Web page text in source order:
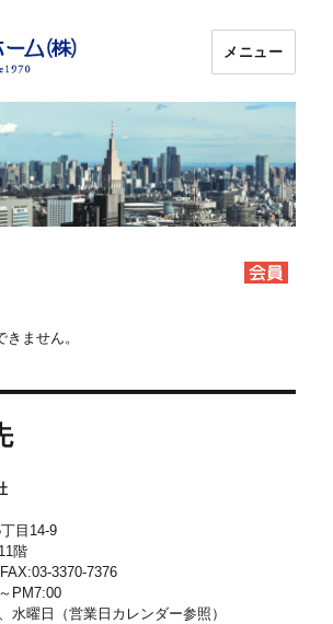
メニュー
ません。
目14-9
階
3370-7376
PM7:00
水曜日（営業日カレンダー参照）